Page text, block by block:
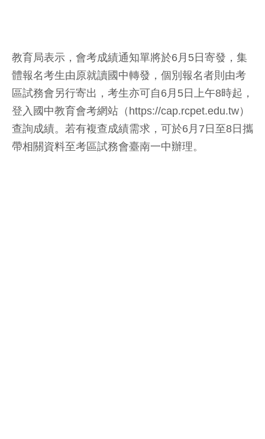
教育局表示，會考成績通知單將於6月5日寄發，集
體報名考生由原就讀國中轉發，個別報名者則由考
區試務會另行寄出，考生亦可自6月5日上午8時起，
登入國中教育會考網站（https://cap.rcpet.edu.tw）
查詢成績。若有複查成績需求，可於6月7日至8日攜
帶相關資料至考區試務會臺南一中辦理。